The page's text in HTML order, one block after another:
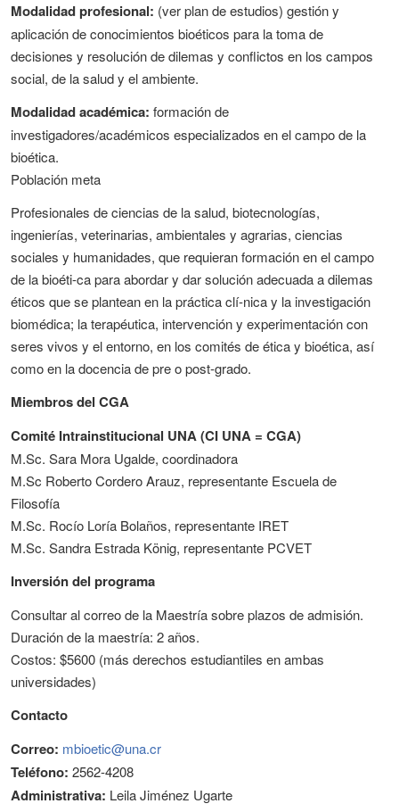
Modalidad profesional: (ver plan de estudios) gestión y
aplicación de conocimientos bioéticos para la toma de
decisiones y resolución de dilemas y conflictos en los campos
social, de la salud y el ambiente.
Modalidad académica: formación de
investigadores/académicos especializados en el campo de la
bioética.
Población meta
Profesionales de ciencias de la salud, biotecnologías,
ingenierías, veterinarias, ambientales y agrarias, ciencias
sociales y humanidades, que requieran formación en el campo
de la bioéti-ca para abordar y dar solución adecuada a dilemas
éticos que se plantean en la práctica clí-nica y la investigación
biomédica; la terapéutica, intervención y experimentación con
seres vivos y el entorno, en los comités de ética y bioética, así
como en la docencia de pre o post-grado.
Miembros del CGA
Comité Intrainstitucional UNA (CI UNA = CGA)
M.Sc. Sara Mora Ugalde, coordinadora
M.Sc Roberto Cordero Arauz, representante Escuela de
Filosofía
M.Sc. Rocío Loría Bolaños, representante IRET
M.Sc. Sandra Estrada König, representante PCVET
Inversión del programa
Consultar al correo de la Maestría sobre plazos de admisión.
Duración de la maestría: 2 años.
Costos: $5600 (más derechos estudiantiles en ambas
universidades)
Contacto
Correo: mbioetic@una.cr
Teléfono: 2562-4208
Administrativa: Leila Jiménez Ugarte